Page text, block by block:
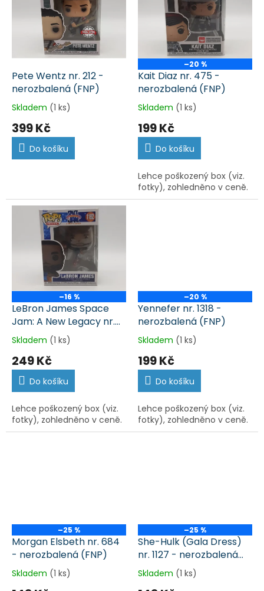
o
dPete Wentz nr. 212 -
nerozbalená (FNP)
Skladem (1 ks)
399 Kč
Do košíku
–20 %
Kait Diaz nr. 475 -
nerozbalená (FNP)
Skladem (1 ks)
199 Kč
Do košíku
Lehce poškozený box (viz.
fotky), zohledněno v ceně.
–16 %
LeBron James Space
Jam: A New Legacy nr.
1182 - nerozbalená
(FNP)
Skladem (1 ks)
249 Kč
Do košíku
Lehce poškozený box (viz.
fotky), zohledněno v ceně.
–20 %
Yennefer nr. 1318 -
nerozbalená (FNP)
Skladem (1 ks)
199 Kč
Do košíku
Lehce poškozený box (viz.
fotky), zohledněno v ceně.
–25 %
Morgan Elsbeth nr. 684
- nerozbalená (FNP)
Skladem (1 ks)
–25 %
She-Hulk (Gala Dress)
nr. 1127 - nerozbalená
(FNP)
Skladem (1 ks)